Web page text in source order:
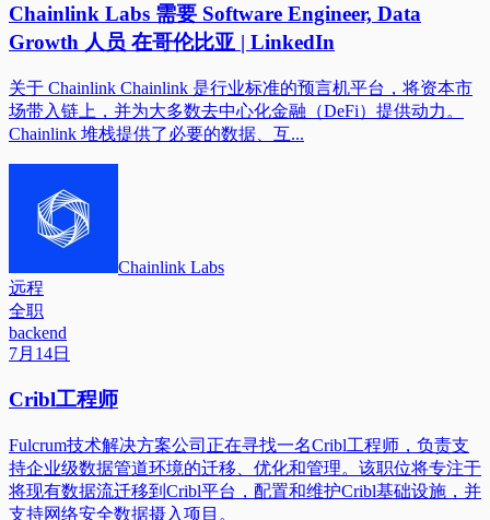
Chainlink Labs 需要 Software Engineer, Data
Growth 人员 在哥伦比亚 | LinkedIn
关于 Chainlink Chainlink 是行业标准的预言机平台，将资本市
场带入链上，并为大多数去中心化金融（DeFi）提供动力。
Chainlink 堆栈提供了必要的数据、互...
Chainlink Labs
远程
全职
backend
7月14日
Cribl工程师
Fulcrum技术解决方案公司正在寻找一名Cribl工程师，负责支
持企业级数据管道环境的迁移、优化和管理。该职位将专注于
将现有数据流迁移到Cribl平台，配置和维护Cribl基础设施，并
支持网络安全数据摄入项目。